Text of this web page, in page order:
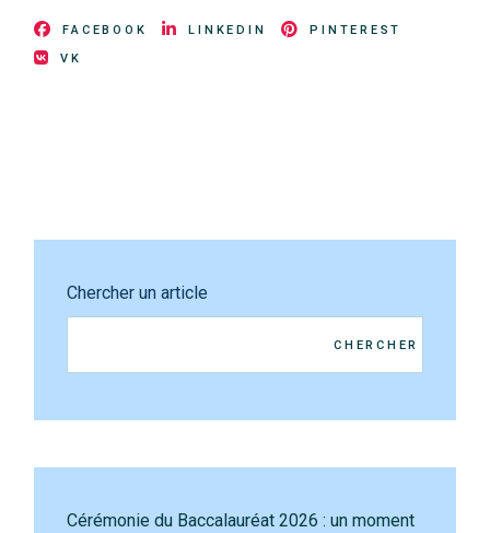
FACEBOOK LINKEDIN
PINTEREST
VK
Chercher un article
CHERCHER
Cérémonie du Baccalauréat 2026 : un moment